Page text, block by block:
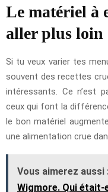
Le matériel à
aller plus loin
Si tu veux varier tes
souvent des recettes
intéressants. Ce n’est
ceux qui font la
le bon matériel
une alimentation crue
Vous aimerez aussi
Wigmore. Qui était-